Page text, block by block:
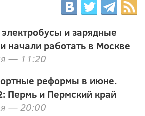
и зарядные
начали работать в Москве
— 11:20
реформы в июне.
Пермь и Пермский край
— 20:00